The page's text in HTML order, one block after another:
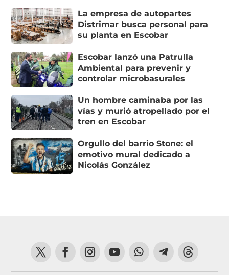
La empresa de autopartes
Distrimar busca personal para
su planta en Escobar
Escobar lanzó una Patrulla
Ambiental para prevenir y
controlar microbasurales
Un hombre caminaba por las
vías y murió atropellado por el
tren en Escobar
Orgullo del barrio Stone: el
emotivo mural dedicado a
Nicolás González